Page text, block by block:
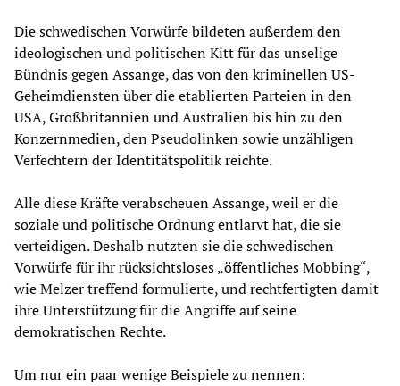
Die schwedischen Vorwürfe bildeten außerdem den
ideologischen und politischen Kitt für das unselige
Bündnis gegen Assange, das von den kriminellen US-
Geheimdiensten über die etablierten Parteien in den
USA, Großbritannien und Australien bis hin zu den
Konzernmedien, den Pseudolinken sowie unzähligen
Verfechtern der Identitätspolitik reichte.
Alle diese Kräfte verabscheuen Assange, weil er die
soziale und politische Ordnung entlarvt hat, die sie
verteidigen. Deshalb nutzten sie die schwedischen
Vorwürfe für ihr rücksichtsloses „öffentliches Mobbing“,
wie Melzer treffend formulierte, und rechtfertigten damit
ihre Unterstützung für die Angriffe auf seine
demokratischen Rechte.
Um nur ein paar wenige Beispiele zu nennen: